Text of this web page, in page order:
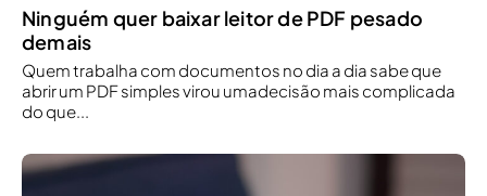
Ninguém quer baixar leitor de PDF pesado
demais
Quem trabalha com documentos no dia a dia sabe que
abrir um PDF simples virou umadecisão mais complicada
do que...